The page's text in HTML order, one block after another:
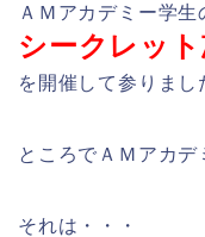
ＡＭアカデミー学
シークレッ
を開催して参りまし
ところでＡＭアカデ
それは・・・